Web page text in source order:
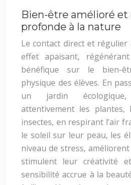
Bien-être amélioré et
profonde à la nature
Le contact direct et régulier
effet apaisant,
bénéfique sur le bien-
physique des élèves. En
un jardin
attentivement les plantes,
insectes, en respirant l’air
le soleil sur leur peau, les
niveau de stress,
stimulent leur créativité
sensibilité accrue à la